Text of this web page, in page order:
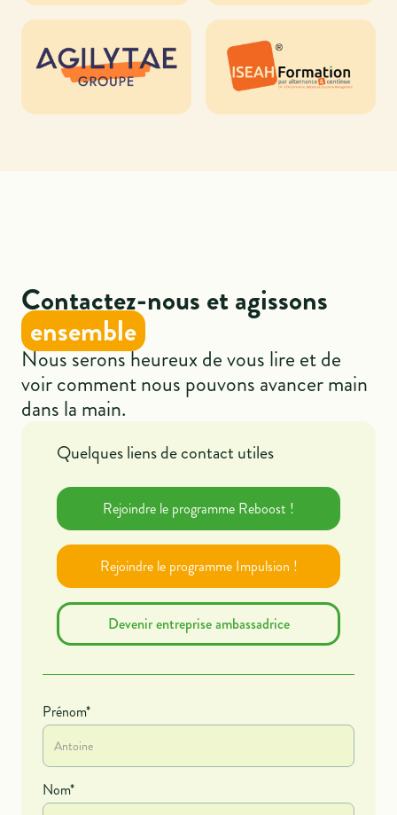
Contactez-nous et agissons
ensemble
Nous serons heureux de vous lire et de
voir comment nous pouvons avancer main
dans la main.
Quelques liens de contact utiles
Rejoindre le programme Reboost !
Rejoindre le programme Impulsion !
Devenir entreprise ambassadrice
Prénom*
Nom*